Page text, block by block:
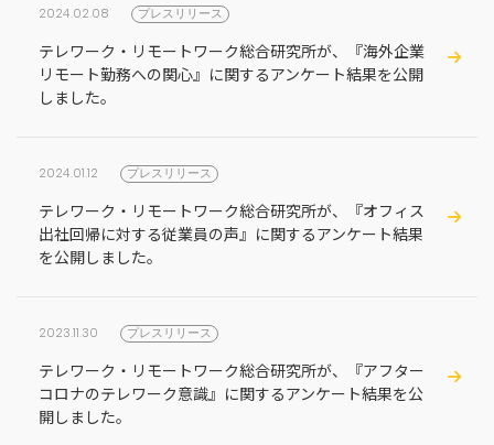
2024.02.08 プレスリリース
テレワーク・リモートワーク総合研究所が、『海外企業
リモート勤務への関心』に関するアンケート結果を公開
しました。
2024.01.12 プレスリリース
テレワーク・リモートワーク総合研究所が、『オフィス
出社回帰に対する従業員の声』に関するアンケート結果
を公開しました。
2023.11.30 プレスリリース
テレワーク・リモートワーク総合研究所が、『アフター
コロナのテレワーク意識』に関するアンケート結果を公
開しました。